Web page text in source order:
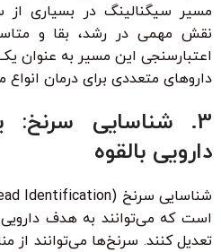
مسیر سیگنالینگ در بسیاری
نقش مهمی در رشد، بقا و
اعتبارسنجی این مسیر به عنوان
داروهای متعددی برای درمان
3. شناسایی سرنخ:
دارویی بالقوه
است که می‌توانند به هدف
تعدیل کنند. سرنخ‌ها می‌توانند از